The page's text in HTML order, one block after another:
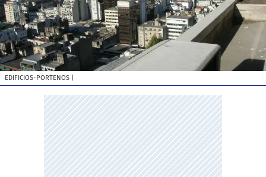
EDIFICIOS-PORTENOS